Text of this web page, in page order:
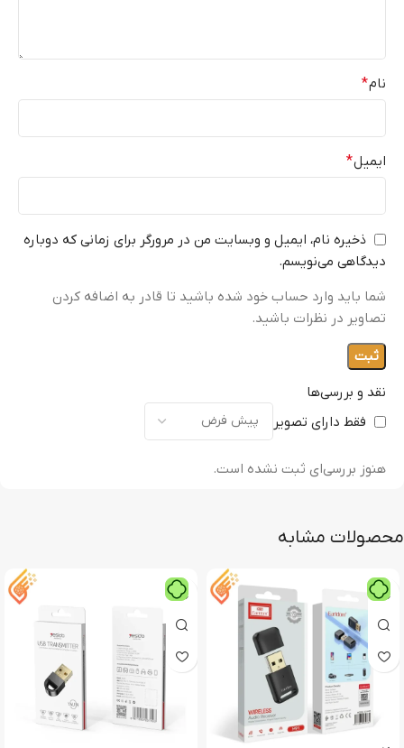
نقد و بررسی‌ها
فقط دارای تصویر
هنوز بررسی‌ای ثبت نشده است.
نام*
ایمیل*
ذخیره نام، ایمیل و وبسایت من در مرورگر برای زمانی که دوباره
دیدگاهی می‌نویسم.
شما باید وارد حساب خود شده باشید تا قادر به اضافه کردن
تصاویر در نظرات باشید.
محصولات مشابه